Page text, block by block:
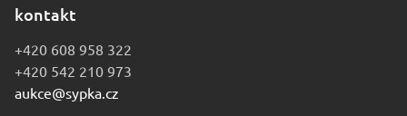
kontakt
+420 608 958 322
+420 542 210 973
aukce@sypka.cz